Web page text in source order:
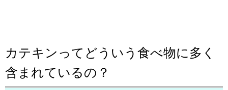
カテキンってどういう食べ物に多く
含まれているの？